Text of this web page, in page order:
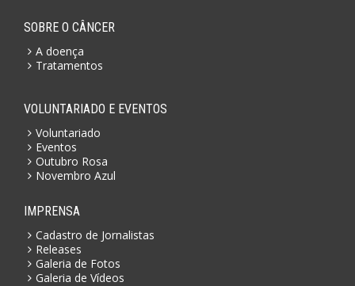
SOBRE O CÂNCER
A doença
Tratamentos
VOLUNTARIADO E EVENTOS
Voluntariado
Eventos
Outubro Rosa
Novembro Azul
IMPRENSA
Cadastro de Jornalistas
Releases
Galeria de Fotos
Galeria de Vídeos